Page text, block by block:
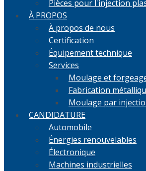
Pièces pour l'injection
À PROPOS
À propos de nous
Certification
Équipement technique
Services
Moulage et
Fabrication
Moulage par
CANDIDATURE
Automobile
Énergies renouvelables
Électronique
Machines industrielles